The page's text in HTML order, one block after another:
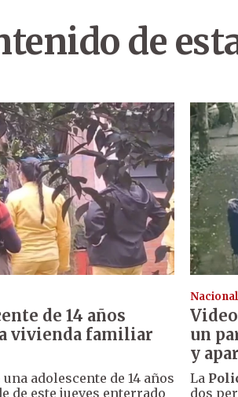
de
de 14 años
vivienda familiar
adolescente de 14 años
de este jueves enterrado
un
y
La
dos